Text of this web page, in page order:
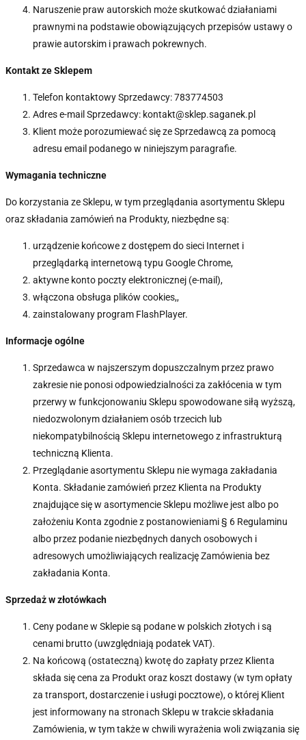
Naruszenie praw autorskich może skutkować działaniami
prawnymi na podstawie obowiązujących przepisów ustawy o
prawie autorskim i prawach pokrewnych.
Kontakt ze Sklepem
Telefon kontaktowy Sprzedawcy: 783774503
Adres e-mail Sprzedawcy: kontakt@sklep.saganek.pl
Klient może porozumiewać się ze Sprzedawcą za pomocą
adresu email podanego w niniejszym paragrafie.
Wymagania techniczne
Do korzystania ze Sklepu, w tym przeglądania asortymentu Sklepu
oraz składania zamówień na Produkty, niezbędne są:
urządzenie końcowe z dostępem do sieci Internet i
przeglądarką internetową typu Google Chrome,
aktywne konto poczty elektronicznej (e-mail),
włączona obsługa plików cookies,,
zainstalowany program FlashPlayer.
Informacje ogólne
Sprzedawca w najszerszym dopuszczalnym przez prawo
zakresie nie ponosi odpowiedzialności za zakłócenia w tym
przerwy w funkcjonowaniu Sklepu spowodowane siłą wyższą,
niedozwolonym działaniem osób trzecich lub
niekompatybilnością Sklepu internetowego z infrastrukturą
techniczną Klienta.
Przeglądanie asortymentu Sklepu nie wymaga zakładania
Konta. Składanie zamówień przez Klienta na Produkty
znajdujące się w asortymencie Sklepu możliwe jest albo po
założeniu Konta zgodnie z postanowieniami § 6 Regulaminu
albo przez podanie niezbędnych danych osobowych i
adresowych umożliwiających realizację Zamówienia bez
zakładania Konta.
Sprzedaż w złotówkach
Ceny podane w Sklepie są podane w polskich złotych i są
cenami brutto (uwzględniają podatek VAT).
Na końcową (ostateczną) kwotę do zapłaty przez Klienta
składa się cena za Produkt oraz koszt dostawy (w tym opłaty
za transport, dostarczenie i usługi pocztowe), o której Klient
jest informowany na stronach Sklepu w trakcie składania
Zamówienia, w tym także w chwili wyrażenia woli związania się